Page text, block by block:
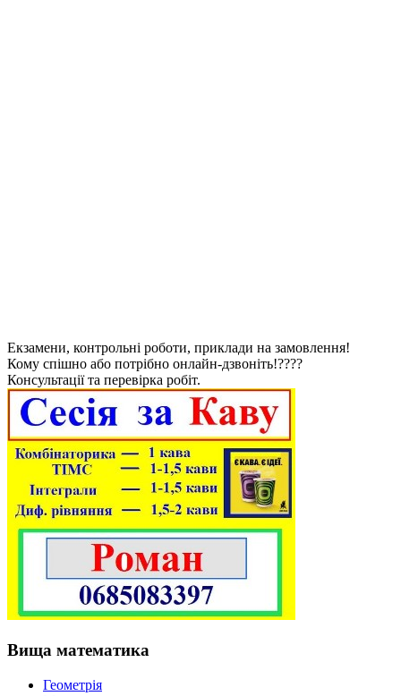
Екзамени, контрольні роботи, приклади на замовлення!
Кому спішно або потрібно онлайн-дзвоніть!????
Консультації та перевірка робіт.
Вища математика
Геометрія